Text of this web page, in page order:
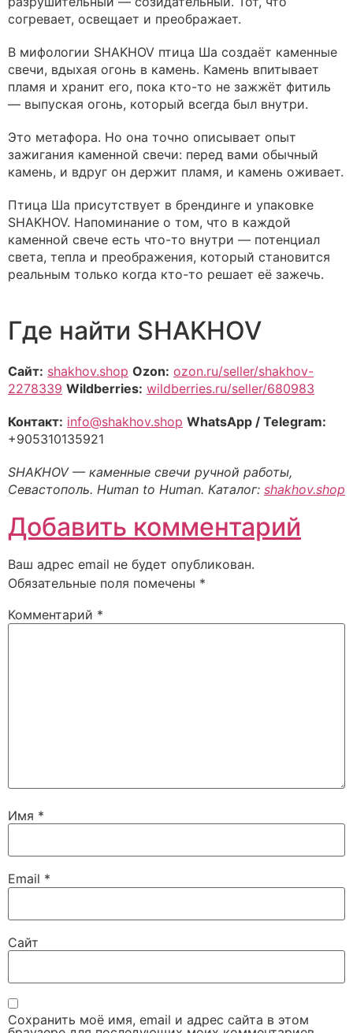
согревает, освещает и преображает.
В мифологии SHAKHOV птица Ша создаёт каменные
свечи, вдыхая огонь в камень. Камень впитывает
пламя и хранит его, пока кто-то не зажжёт фитиль
— выпуская огонь, который всегда был внутри.
Это метафора. Но она точно описывает опыт
зажигания каменной свечи: перед вами обычный
камень, и вдруг он держит пламя, и камень оживает.
Птица Ша присутствует в брендинге и упаковке
SHAKHOV. Напоминание о том, что в каждой
каменной свече есть что-то внутри — потенциал
света, тепла и преображения, который становится
реальным только когда кто-то решает её зажечь.
Где найти SHAKHOV
Сайт: shakhov.shop Ozon: ozon.ru/seller/shakhov-
2278339 Wildberries: wildberries.ru/seller/680983
Контакт: info@shakhov.shop WhatsApp / Telegram:
+905310135921
SHAKHOV — каменные свечи ручной работы,
Севастополь. Human to Human. Каталог: shakhov.shop
Добавить комментарий
Ваш адрес email не будет опубликован.
Обязательные поля помечены *
Комментарий *
Имя *
Email *
Сайт
Сохранить моё имя, email и адрес сайта в этом